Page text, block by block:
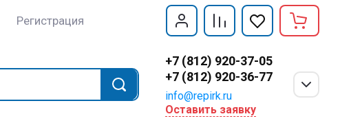
Регистрация
+7 (812) 920-37-05
+7 (812) 920-36-77
info@repirk.ru
Оставить заявку